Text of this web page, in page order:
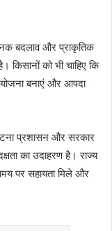
बदलाव और प्राकृतिक
को भी चाहिए कि
बनाएं और आपदा
प्रशासन और सरकार
का उदाहरण है। राज्य
पर सहायता मिले और